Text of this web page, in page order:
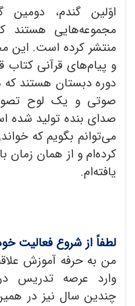
اوّلین گندم،
مجموعه‌هایی هستند
منتشر کرده است. این
و پیام‌های قرآنی
دوره دبستان هستند
صوتی و یک لوح
صدای بنده تولید شده
می‌توانم بگویم که
کرده‌ام و از همان زمان
یافته‌ام.
لطفاً از شروع فعالیت
وارد عرصه تدریس
چندین سال نیز در